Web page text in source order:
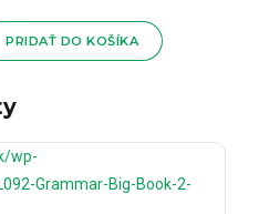
PRIDAŤ DO KOŠÍKA